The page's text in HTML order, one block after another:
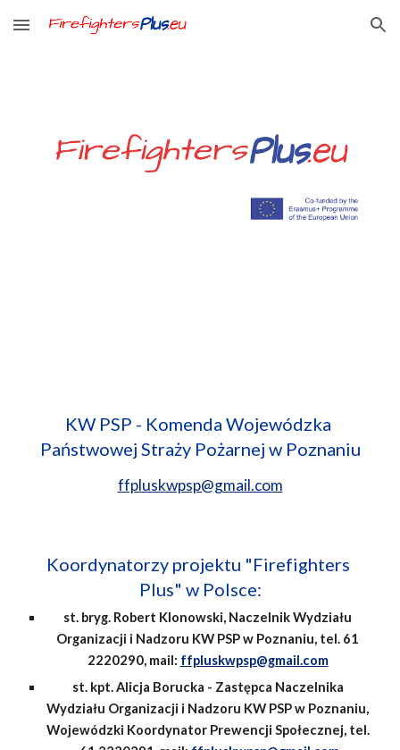
Skip to main content Skip to navigation
KW PSP - Komenda Wojewódzka
Państwowej Straży Pożarnej w Poznaniu
ffpluskwpsp@gmail.com
Koordynatorzy projektu "Firefighters
Plus" w Polsce:
st. bryg. Robert Klonowski, Naczelnik Wydziału
Organizacji i Nadzoru KW PSP w Poznaniu, tel. 61
2220290, mail: ffpluskwpsp@gmail.com
st. kpt. Alicja Borucka - Zastępca Naczelnika
Wydziału Organizacji i Nadzoru KW PSP w Poznaniu,
Wojewódzki Koordynator Prewencji Społecznej, tel.